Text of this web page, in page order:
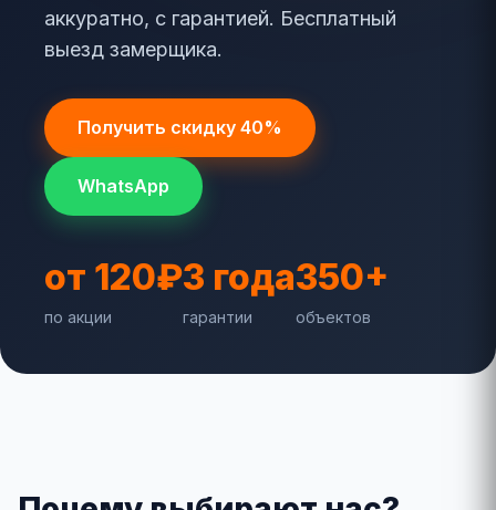
аккуратно, с гарантией. Бесплатный
выезд замерщика.
Получить скидку 40%
WhatsApp
от 120₽
по акции
3 года
гарантии
350+
объектов